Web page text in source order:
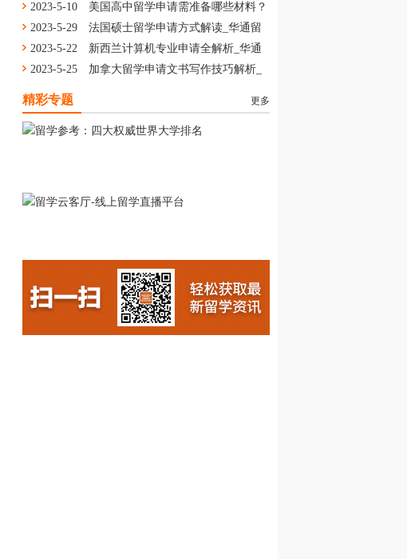
通留学
2023-5-10
美国高中留学申请需准备哪些材料？
舟山华通留学
2023-5-29
法国硕士留学申请方式解读_华通留
学
2023-5-22
新西兰计算机专业申请全解析_华通
留学
2023-5-25
加拿大留学申请文书写作技巧解析_
华通留学
精彩专题 更多